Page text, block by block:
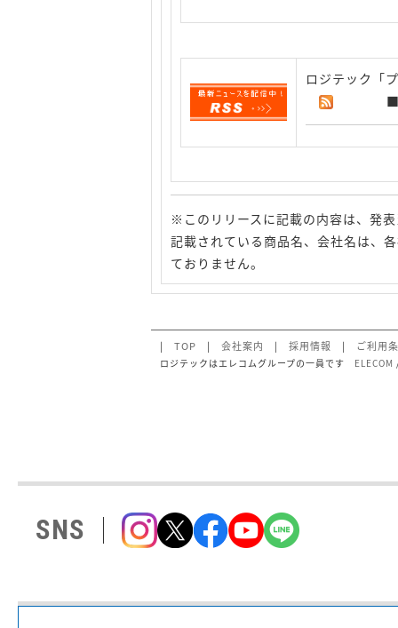
ロジテック「
※このリリースに記載の内容は、発
記載されている商品名、会社名は、
ておりません。
| TOP | 会社案内 | 採用情報 | ご利用
ロジテックはエレコムグループの一員です ELECOM
SNS